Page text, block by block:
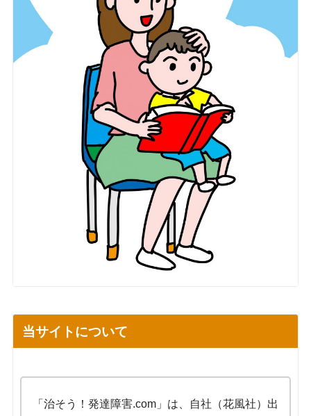
当サイトについて
「治そう！発達障害.com」は、自社（花風社）出